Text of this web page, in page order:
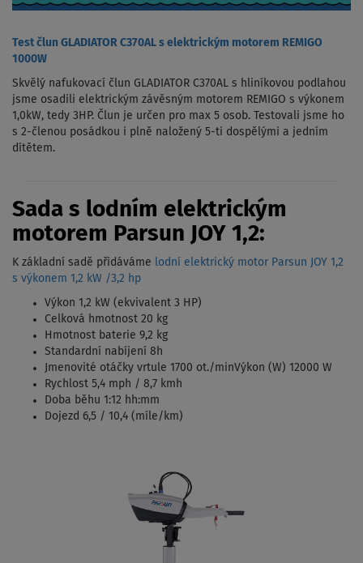
Test člun GLADIATOR C370AL s elektrickým motorem REMIGO
1000W
Skvělý nafukovací člun GLADIATOR C370AL s hliníkovou podlahou
jsme osadili elektrickým závěsným motorem REMIGO s výkonem
1,0kW, tedy 3HP. Člun je určen pro max 5 osob. Testovali jsme ho
s 2-členou posádkou i plně naložený 5-ti dospělými a jedním
dítětem.
Sada s lodním elektrickým
motorem Parsun JOY 1,2:
K základní sadě přidáváme lodní elektrický motor Parsun JOY 1,2
s výkonem 1,2 kW /3,2 hp
Výkon 1,2 kW (ekvivalent 3 HP)
Celková hmotnost 20 kg
Hmotnost baterie 9,2 kg
Standardní nabíjení 8h
Jmenovité otáčky vrtule 1700 ot./minVýkon (W) 12000 W
Rychlost 5,4 mph / 8,7 kmh
Doba běhu 1:12 hh:mm
Dojezd 6,5 / 10,4 (míle/km)